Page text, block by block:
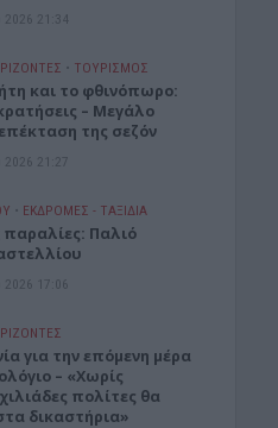
21:34
• ΤΟΥΡΙΣΜΟΣ
και το φθινόπωρο:
– Μεγάλο
της σεζόν
21:27
• ΕΚΔΡΟΜΈΣ - ΤΑΞΊΔΙΑ
παραλίες: Παλιό
17:06
για την επόμενη μέρα
– «Χωρίς
πολίτες θα
δικαστήρια»